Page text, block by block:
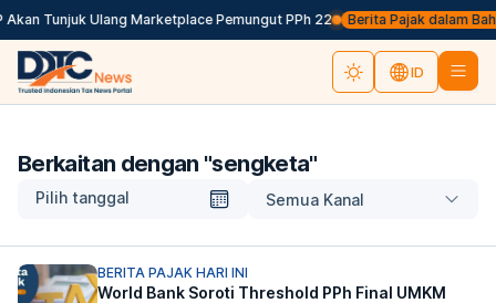
Tunjuk Ulang Marketplace Pemungut PPh 22 Berita Pajak dalam
ID
Berkaitan dengan "sengketa"
Pilih tanggal Semua Kanal
BERITA PAJAK HARI INI
World Bank Soroti Threshold PPh Final UMKM